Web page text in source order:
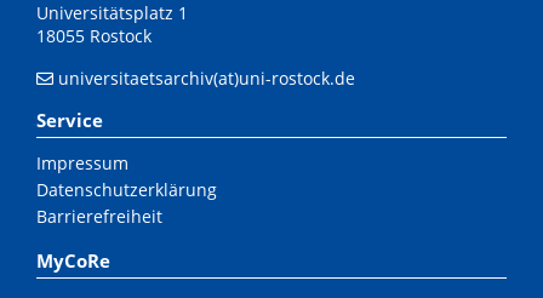
Universitätsplatz 1
18055 Rostock
universitaetsarchiv(at)uni-rostock.de
Service
Impressum
Datenschutzerklärung
Barrierefreiheit
MyCoRe